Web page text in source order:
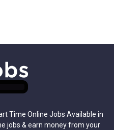
Time Online Jobs Available in
jobs & earn money from your